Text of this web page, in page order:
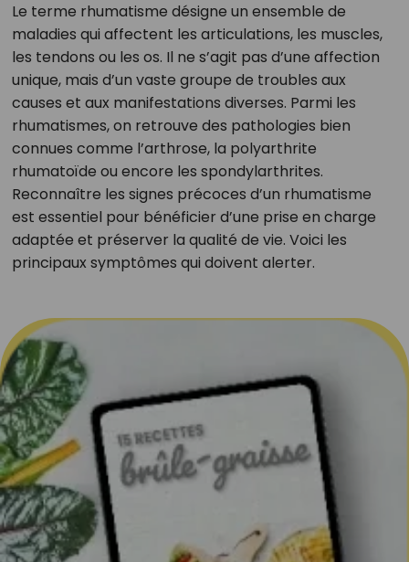
Le terme rhumatisme désigne un ensemble de
maladies qui affectent les articulations, les muscles,
les tendons ou les os. Il ne s’agit pas d’une affection
unique, mais d’un vaste groupe de troubles aux
causes et aux manifestations diverses. Parmi les
rhumatismes, on retrouve des pathologies bien
connues comme l’arthrose, la polyarthrite
rhumatoïde ou encore les spondylarthrites.
Reconnaître les signes précoces d’un rhumatisme
est essentiel pour bénéficier d’une prise en charge
adaptée et préserver la qualité de vie. Voici les
principaux symptômes qui doivent alerter.